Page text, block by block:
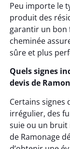
Peu importe le
produit des
garantir un bon
cheminée
sûre et plus
Quels signes
devis de
Certains signes
irrégulier, des
suie ou un bruit
de Ramonage